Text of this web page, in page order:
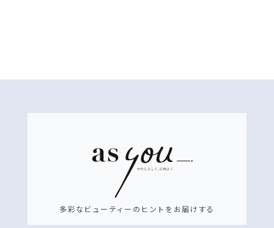
多彩なビューティーのヒントをお届けする